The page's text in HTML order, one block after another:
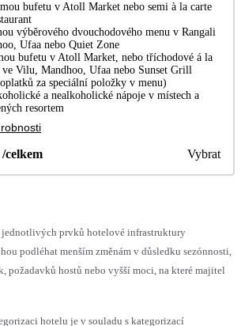
bufetu v Atoll Market nebo semi à la carte
výběrového dvouchodového menu v Rangali
Ufaa nebo Quiet Zone
bufetu v Atoll Market, nebo tříchodové á la
ve Vilu, Mandhoo, Ufaa nebo Sunset Grill
za speciální položky v menu)
a nealkoholické nápoje v místech a
resortem
celkem Vybrat
jednotlivých prvků hotelové infrastruktury
podléhat menším změnám v důsledku sezónnosti,
požadavků hostů nebo vyšší moci, na které majitel
hotelu je v souladu s kategorizací